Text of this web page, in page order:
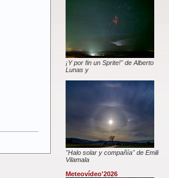
¡Y por fin un Sprite!" de Alberto
Lunas y
"Halo solar y compañía" de Emili
Vilamala
Meteovídeo'2026